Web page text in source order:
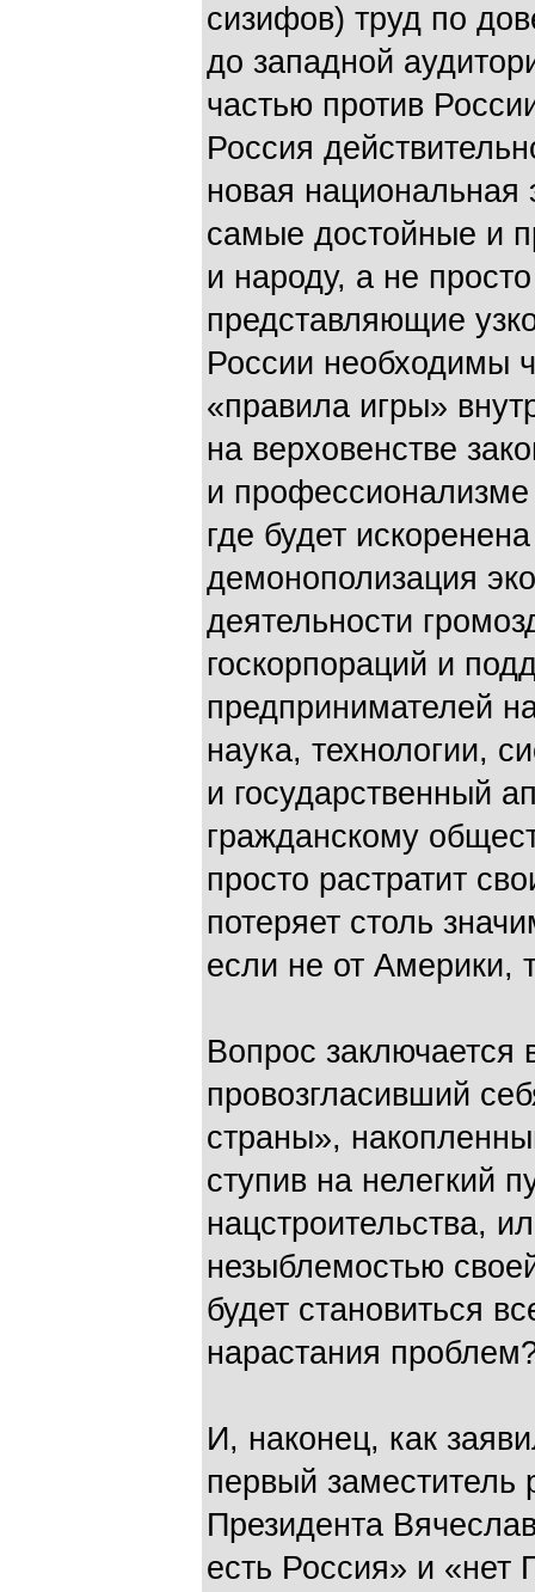
сизифов) труд по
до западной
частью против
Россия
новая
самые достойные и
и народу, а не
представляющие
России необходимы
«правила игры»
на верховенстве
и профессионализме
где будет
демонополизация
деятельности
госкорпораций и
предпринимателей
наука, технологии,
и государственный
гражданскому
просто растратит
потеряет столь
если не от Америки,
Вопрос заключается
провозгласивший
страны»,
ступив на нелегкий
нацстроительства,
незыблемостью
будет становиться
нарастания
И, наконец, как
первый заместитель
Президента
есть Россия» и